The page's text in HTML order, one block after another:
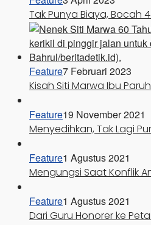
Tak Punya Biaya, Bocah
Feature7 Februari 2023
Kisah Siti Marwa Ibu
Feature19 November 2021
Menyedihkan, Tak Lagi
Feature1 Agustus 2021
Mengungsi Saat Konflik
Feature1 Agustus 2021
Dari Guru Honorer ke